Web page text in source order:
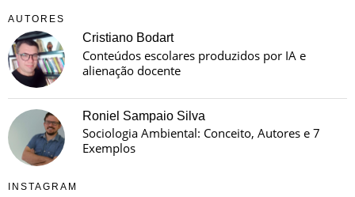
AUTORES
Cristiano Bodart
Conteúdos escolares produzidos por IA e
alienação docente
Roniel Sampaio Silva
Sociologia Ambiental: Conceito, Autores e 7
Exemplos
INSTAGRAM